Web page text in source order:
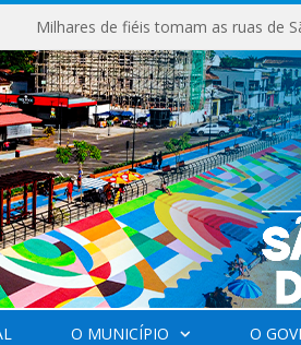
O MUNICÍPIO O